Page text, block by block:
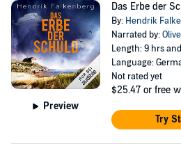
Preview
Das Erbe der
By: Hendrik
Narrated by:
Length: 9 hrs
Language:
Not rated yet
$25.47 or free
Try